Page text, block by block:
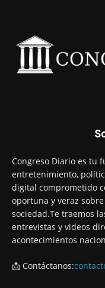
Congreso Diario es tu
entretenimiento,
digital comprometido
oportuna y veraz
sociedad.Te traemos
entrevistas y videos
acontecimientos
📩 Contáctanos: